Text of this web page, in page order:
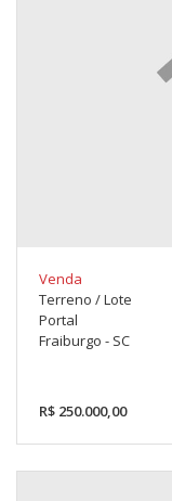
Venda
Terreno / Lote
Portal
Fraiburgo - SC
R$ 250.000,00